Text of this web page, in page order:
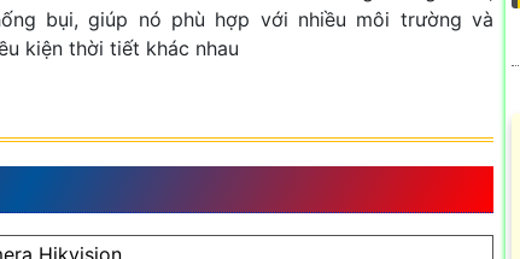
bụi, giúp nó phù hợp với nhiều môi trường và
kiện thời tiết khác nhau
Hikvision